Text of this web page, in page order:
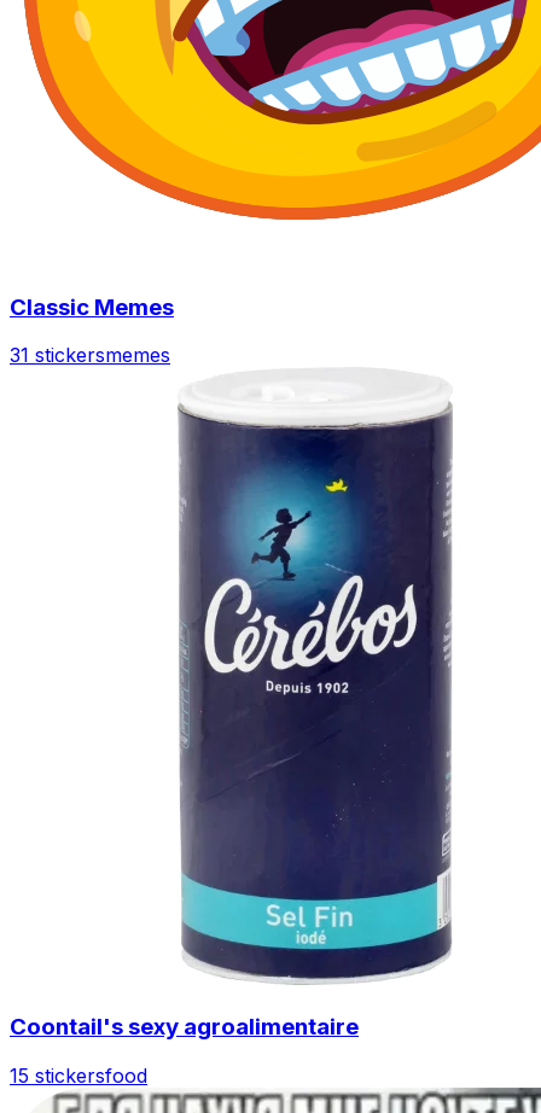
Classic Memes
31 stickersmemes
Coontail's sexy agroalimentaire
15 stickersfood